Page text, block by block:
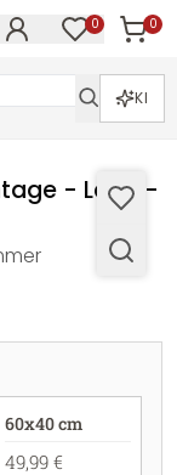
0 0
KI
- Lane -
60x40 cm
49,99 €